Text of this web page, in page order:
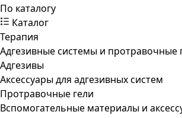
По каталогу
Каталог
Терапия
Адгезивные системы и протравочные
Адгезивы
Аксессуары для адгезивных систем
Протравочные гели
Вспомогательные материалы и